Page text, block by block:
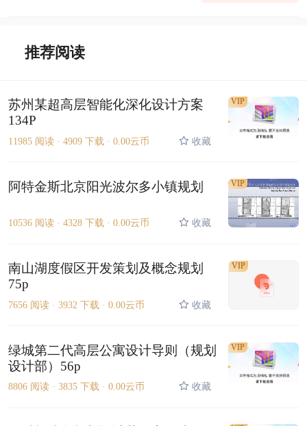
推荐阅读
苏州某超高层智能化深化设计方案
134P
11985 阅读 · 4909 下载 · 0.00云币 收藏
VIP
阿特金斯北京阳光波尔多小镇规划
10536 阅读 · 4328 下载 · 0.00云币 收藏
VIP
南山湖度假区开发策划及概念规划
75p
7656 阅读 · 3932 下载 · 0.00云币 收藏
VIP
绿城第二代高层公寓设计导则（规划
设计部）56p
8806 阅读 · 3835 下载 · 0.00云币 收藏
VIP